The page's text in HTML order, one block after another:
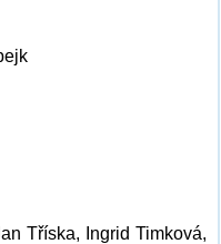
Tříska, Ingrid Timková,